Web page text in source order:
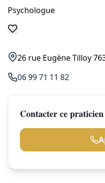
Psychologue
26 rue Eugène Tilloy
06 99 71 11 82
Contacter ce praticien